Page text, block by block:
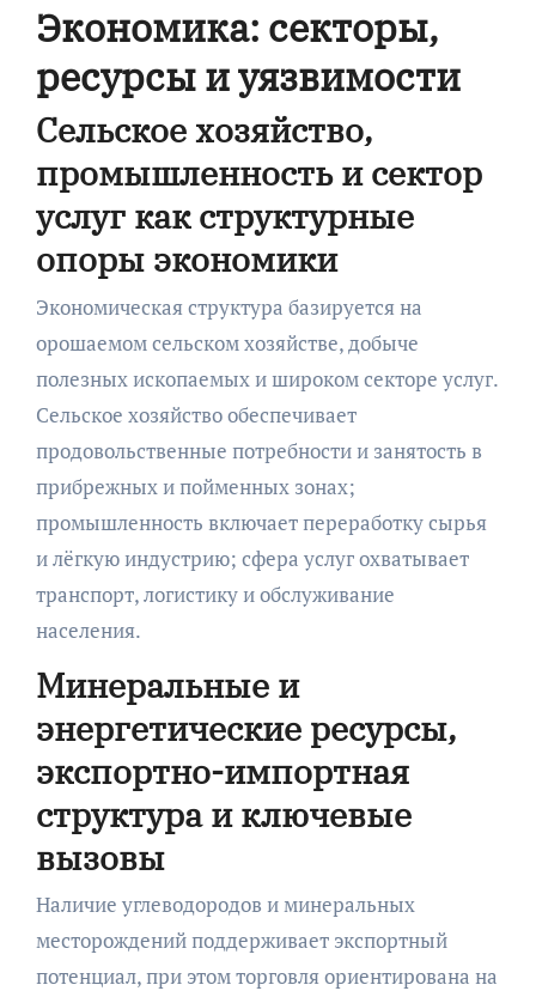
Экономика: секторы,
ресурсы и уязвимости
Сельское хозяйство,
промышленность и сектор
услуг как структурные
опоры экономики
Экономическая структура базируется на
орошаемом сельском хозяйстве, добыче
полезных ископаемых и широком секторе услуг.
Сельское хозяйство обеспечивает
продовольственные потребности и занятость в
прибрежных и пойменных зонах;
промышленность включает переработку сырья
и лёгкую индустрию; сфера услуг охватывает
транспорт, логистику и обслуживание
населения.
Минеральные и
энергетические ресурсы,
экспортно-импортная
структура и ключевые
вызовы
Наличие углеводородов и минеральных
месторождений поддерживает экспортный
потенциал, при этом торговля ориентирована на